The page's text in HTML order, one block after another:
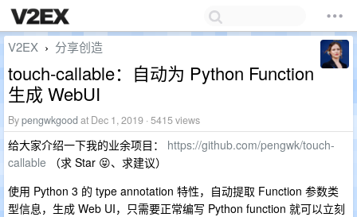
V2EX › 分享创造
touch-callable：自动为 Python Function
生成 WebUI
Bypengwkgood at Dec 1, 2019 · 5415 views
给大家介绍一下我的业余项目： https://github.com/pengwk/touch-
callable （求 Star 😝、求建议）
使用 Python 3 的 type annotation 特性，自动提取 Function 参数类
型信息，生成 Web UI，只需要正常编写 Python function 就可以立刻